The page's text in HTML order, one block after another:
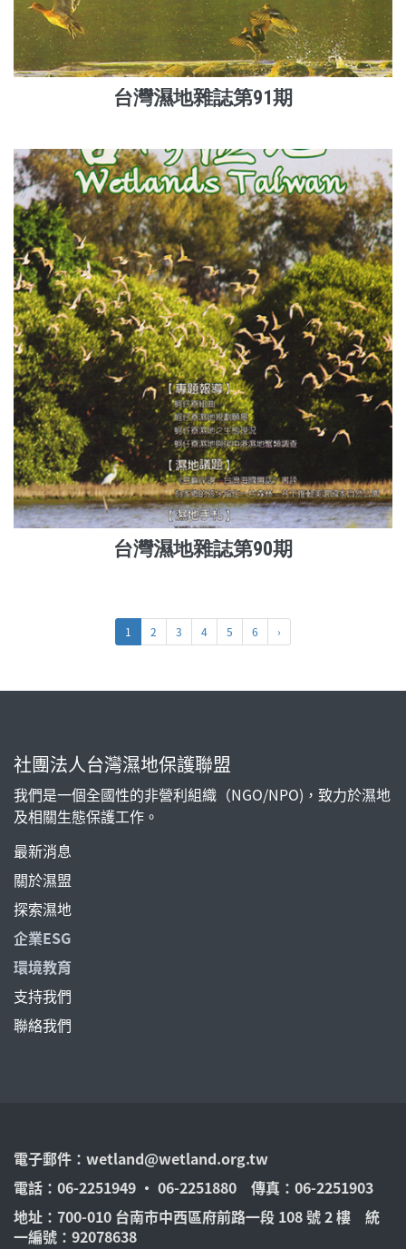
台灣濕地雜誌第91期
台灣濕地雜誌第90期
1 2 3 4 5 6 ›
社團法人台灣濕地保護聯盟
我們是一個全國性的非營利組織（NGO/NPO)，致力於濕地
及相關生態保護工作。
最新消息
關於濕盟
探索濕地
企業ESG
環境教育
支持我們
聯絡我們
電子郵件： wetland@wetland.org.tw
電話：06-2251949 ‧ 06-2251880 傳真：06-2251903
地址：700-010 台南市中西區府前路一段 108 號 2 樓 統
一編號：92078638